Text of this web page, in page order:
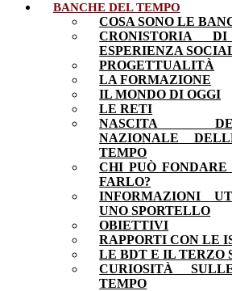
BANCHE DEL TEMPO
COSA SONO LE
CRONISTORIA
ESPERIENZA
PROGETTUALITÀ
LA FORMAZIONE
IL MONDO DI OGGI
LE RETI
NASCITA
NAZIONALE
TEMPO
CHI PUÒ
FARLO?
INFORMAZIONI
UNO SPORTELLO
OBIETTIVI
RAPPORTI CON LE
LE BDT E IL TERZO
CURIOSITÀ
TEMPO